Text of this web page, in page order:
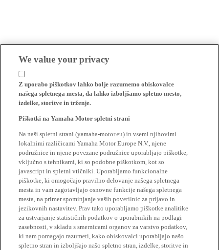
We value your privacy
Z uporabo piškotkov lahko bolje razumemo obiskovalce
našega spletnega mesta, da lahko izboljšamo spletno mesto,
izdelke, storitve in trženje.
Piškotki na Yamaha Motor spletni strani
Na naši spletni strani (yamaha-motor.eu) in vsemi njihovimi
lokalnimi različicami Yamaha Motor Europe N.V., njene
podružnice in njene povezane podružnice uporabljajo piškotke,
vključno s tehnikami, ki so podobne piškotkom, kot so
javascript in spletni vtičniki. Uporabljamo funkcionalne
piškotke, ki omogočajo pravilno delovanje našega spletnega
mesta in vam zagotavljajo osnovne funkcije našega spletnega
mesta, na primer spominjanje vaših poverilnic za prijavo in
jezikovnih nastavitev. Prav tako uporabljamo piškotke analitike
za ustvarjanje statističnih podatkov o uporabnikih na podlagi
zasebnosti, v skladu s smernicami organov za varstvo podatkov,
ki nam pomagajo razumeti, kako obiskovalci uporabljajo našo
spletno stran in izboljšajo našo spletno stran, izdelke, storitve in